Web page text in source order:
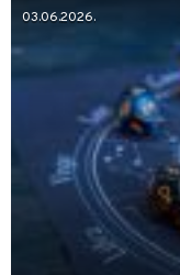
03.06.2026.